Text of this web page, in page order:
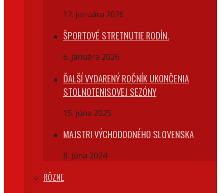
12. januára 2026
ŠPORTOVÉ STRETNUTIE RODÍN.
6. januára 2026
ĎALŠÍ VYDARENÝ ROČNÍK UKONČENIA
STOLNOTENISOVEJ SEZÓNY
15. júna 2025
MAJSTRI VÝCHODODNÉHO SLOVENSKA
8. júna 2024
RÔZNE